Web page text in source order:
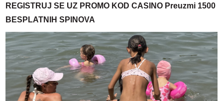
REGISTRUJ SE UZ PROMO KOD CASINO Preuzmi 1500
BESPLATNIH SPINOVA